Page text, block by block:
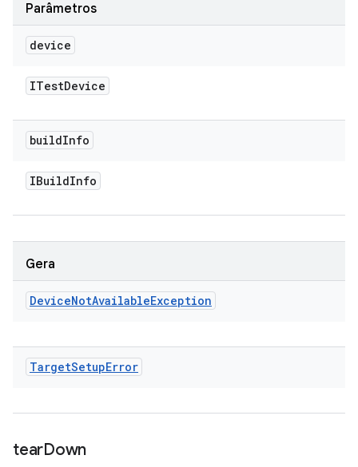
Parâmetros
device
ITestDevice
buildInfo
IBuildInfo
Gera
DeviceNotAvailableException
TargetSetupError
tearDown